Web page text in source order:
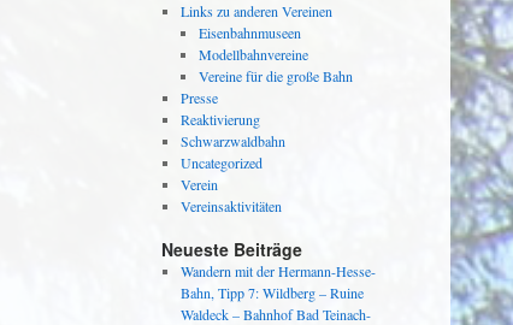
Links zu anderen Vereinen
Eisenbahnmuseen
Modellbahnvereine
Vereine für die große Bahn
Presse
Reaktivierung
Schwarzwaldbahn
Uncategorized
Verein
Vereinsaktivitäten
Neueste Beiträge
Wandern mit der Hermann-Hesse-
Bahn, Tipp 7: Wildberg – Ruine
Waldeck – Bahnhof Bad Teinach-